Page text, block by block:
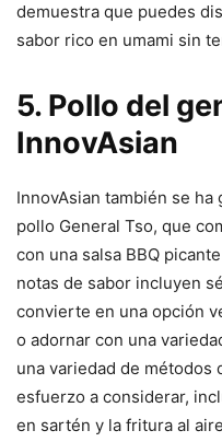
demuestra que puedes
sabor rico en umami sin
5. Pollo del
InnovAsian
InnovAsian también se
pollo General Tso, que
con una salsa BBQ
notas de sabor incluyen
convierte en una opción
o adornar con una
una variedad de
esfuerzo a considerar,
en sartén y la fritura al